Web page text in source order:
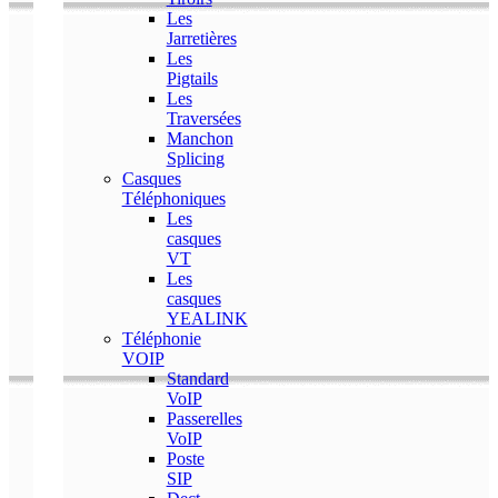
Les
Jarretières
Les
Pigtails
Les
Traversées
Manchon
Splicing
Casques
Téléphoniques
Les
casques
VT
Les
casques
YEALINK
Téléphonie
VOIP
Standard
VoIP
Passerelles
VoIP
Poste
SIP